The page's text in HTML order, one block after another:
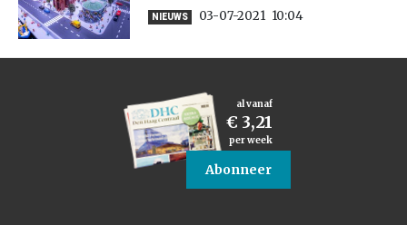
NIEUWS 03-07-2021 10:04
al vanaf
€ 3,21
per week
Abonneer